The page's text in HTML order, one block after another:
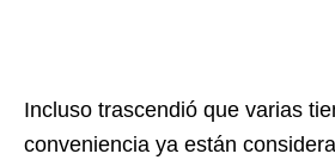
Incluso trascendió que varias
conveniencia ya están